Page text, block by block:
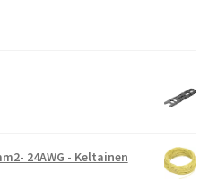
24AWG - Keltainen